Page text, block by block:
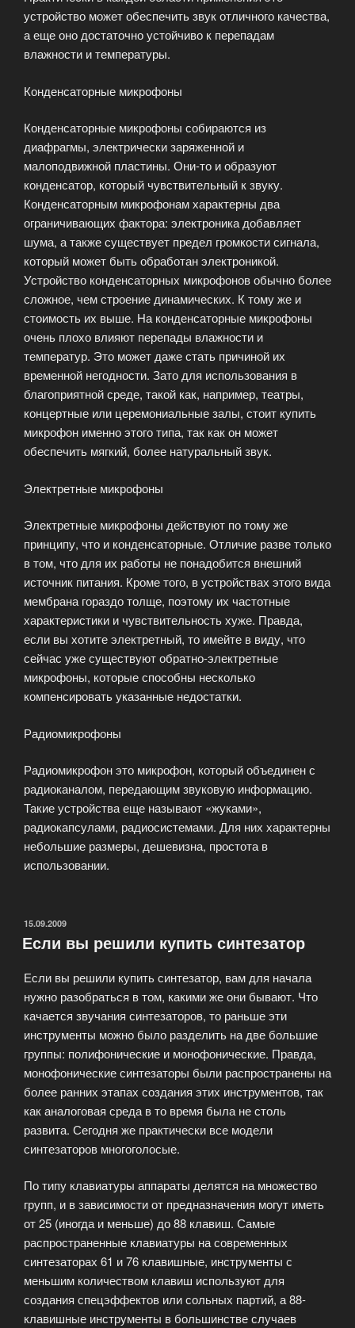
устройство может обеспечить звук отличного качества,
а еще оно достаточно устойчиво к перепадам
влажности и температуры.
Конденсаторные микрофоны
Конденсаторные микрофоны собираются из
диафрагмы, электрически заряженной и
малоподвижной пластины. Они-то и образуют
конденсатор, который чувствительный к звуку.
Конденсаторным микрофонам характерны два
ограничивающих фактора: электроника добавляет
шума, а также существует предел громкости сигнала,
который может быть обработан электроникой.
Устройство конденсаторных микрофонов обычно более
сложное, чем строение динамических. К тому же и
стоимость их выше. На конденсаторные микрофоны
очень плохо влияют перепады влажности и
температур. Это может даже стать причиной их
временной негодности. Зато для использования в
благоприятной среде, такой как, например, театры,
концертные или церемониальные залы, стоит купить
микрофон именно этого типа, так как он может
обеспечить мягкий, более натуральный звук.
Электретные микрофоны
Электретные микрофоны действуют по тому же
принципу, что и конденсаторные. Отличие разве только
в том, что для их работы не понадобится внешний
источник питания. Кроме того, в устройствах этого вида
мембрана гораздо толще, поэтому их частотные
характеристики и чувствительность хуже. Правда,
если вы хотите электретный, то имейте в виду, что
сейчас уже существуют обратно-электретные
микрофоны, которые способны несколько
компенсировать указанные недостатки.
Радиомикрофоны
Радиомикрофон это микрофон, который объединен с
радиоканалом, передающим звуковую информацию.
Такие устройства еще называют «жуками»,
радиокапсулами, радиосистемами. Для них характерны
небольшие размеры, дешевизна, простота в
использовании.
ОПУБЛИКОВАНО
15.09.2009
Если вы решили купить синтезатор
Если вы решили купить синтезатор, вам для начала
нужно разобраться в том, какими же они бывают. Что
качается звучания синтезаторов, то раньше эти
инструменты можно было разделить на две большие
группы: полифонические и монофонические. Правда,
монофонические синтезаторы были распространены на
более ранних этапах создания этих инструментов, так
как аналоговая среда в то время была не столь
развита. Сегодня же практически все модели
синтезаторов многоголосые.
По типу клавиатуры аппараты делятся на множество
групп, и в зависимости от предназначения могут иметь
от 25 (иногда и меньше) до 88 клавиш. Самые
распространенные клавиатуры на современных
синтезаторах 61 и 76 клавишные, инструменты с
меньшим количеством клавиш используют для
создания спецэффектов или сольных партий, а 88-
клавишные инструменты в большинстве случаев